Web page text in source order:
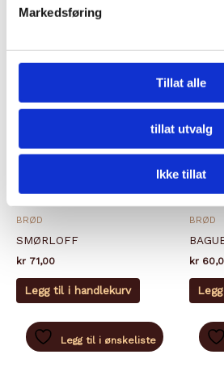
Markedsføring
Tillat alle
tillat utvalg
Ikke tillat
BRØD
SMØRLOFF
kr 71,00
Legg til i handlekurv
Legg til i ønskeliste
BRØD
kr